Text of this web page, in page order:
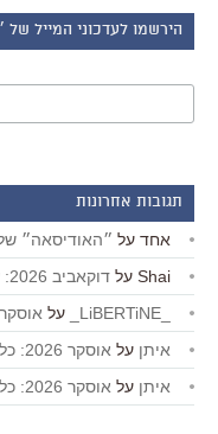
הירשמו לעדכוני המייל של
תגובות אחרונות
אחד על ״האודיסאה״ של
Shai על דוקאביב 2026: שש או שבע המלצות
על אוסקר 2026: כל הזוכים
איתן על אוסקר 2026: כל הזוכים
איתן על אוסקר 2026: כל הזוכים